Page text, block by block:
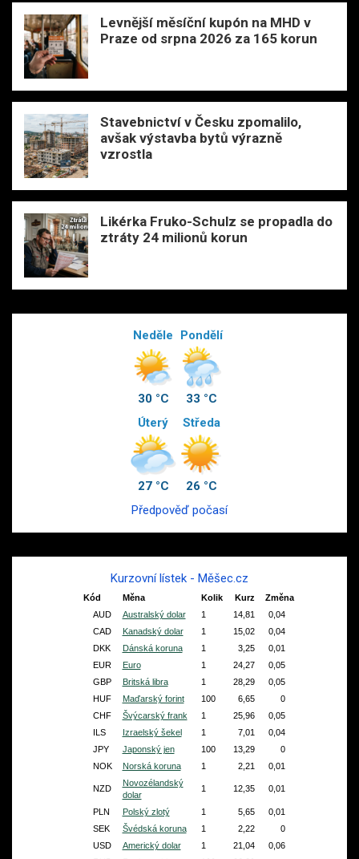
Levnější měsíční kupón na MHD v
Praze od srpna 2026 za 165 korun
Stavebnictví v Česku zpomalilo,
avšak výstavba bytů výrazně
vzrostla
Likérka Fruko-Schulz se propadla do
ztráty 24 milionů korun
Neděle
30 °C
Pondělí
33 °C
Úterý
27 °C
Středa
26 °C
Předpověď počasí
Kurzovní lístek - Měšec.cz